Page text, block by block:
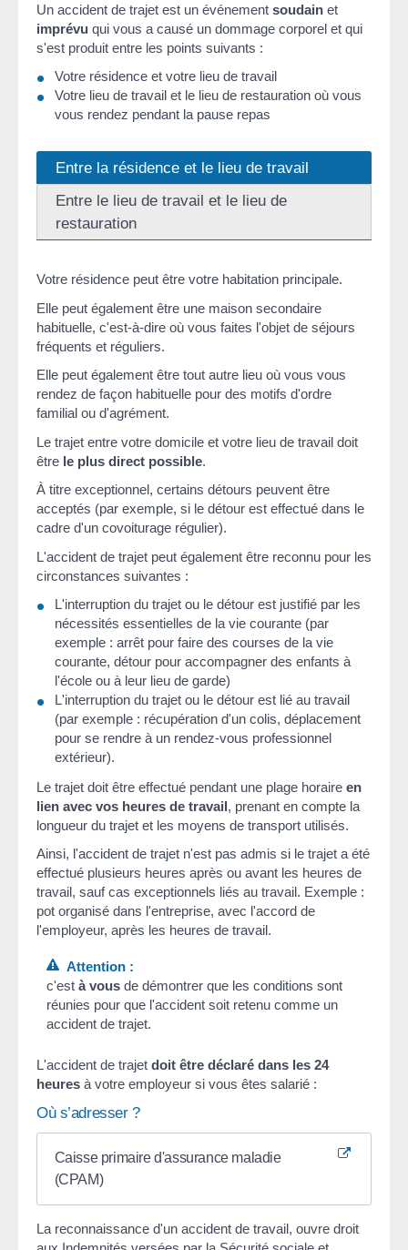
Un accident de trajet est un événement soudain et
imprévu qui vous a causé un dommage corporel et qui
s'est produit entre les points suivants :
Votre résidence et votre lieu de travail
Votre lieu de travail et le lieu de restauration où vous
vous rendez pendant la pause repas
Entre la résidence et le lieu de travail
Entre le lieu de travail et le lieu de
restauration
Votre résidence peut être votre habitation principale.
Elle peut également être une maison secondaire
habituelle, c'est-à-dire où vous faites l'objet de séjours
fréquents et réguliers.
Elle peut également être tout autre lieu où vous vous
rendez de façon habituelle pour des motifs d'ordre
familial ou d'agrément.
Le trajet entre votre domicile et votre lieu de travail doit
être le plus direct possible.
À titre exceptionnel, certains détours peuvent être
acceptés (par exemple, si le détour est effectué dans le
cadre d'un covoiturage régulier).
L'accident de trajet peut également être reconnu pour les
circonstances suivantes :
L'interruption du trajet ou le détour est justifié par les
nécessités essentielles de la vie courante (par
exemple : arrêt pour faire des courses de la vie
courante, détour pour accompagner des enfants à
l'école ou à leur lieu de garde)
L'interruption du trajet ou le détour est lié au travail
(par exemple : récupération d'un colis, déplacement
pour se rendre à un rendez-vous professionnel
extérieur).
Le trajet doit être effectué pendant une plage horaire en
lien avec vos heures de travail, prenant en compte la
longueur du trajet et les moyens de transport utilisés.
Ainsi, l'accident de trajet n'est pas admis si le trajet a été
effectué plusieurs heures après ou avant les heures de
travail, sauf cas exceptionnels liés au travail. Exemple :
pot organisé dans l'entreprise, avec l'accord de
l'employeur, après les heures de travail.
Attention :
c'està vous de démontrer que les conditions sont
réunies pour que l'accident soit retenu comme un
accident de trajet.
L'accident de trajet doit être déclaré dans les 24
heures à votre employeur si vous êtes salarié :
Où s’adresser ?
Caisse primaire d'assurance maladie
(CPAM)
La reconnaissance d'un accident de travail, ouvre droit